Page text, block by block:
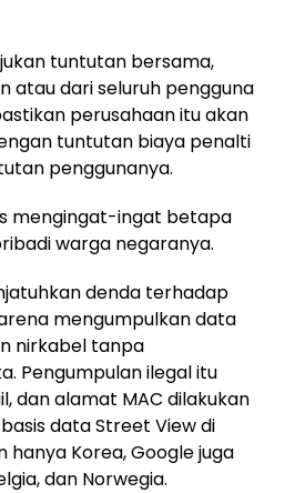
tuntutan bersama,
atau dari seluruh pengguna
perusahaan itu akan
tuntutan biaya penalti
penggunanya.
mengingat-ingat betapa
warga negaranya.
denda terhadap
mengumpulkan data
nirkabel tanpa
Pengumpulan ilegal itu
dan alamat MAC dilakukan
data Street View di
hanya Korea, Google juga
dan Norwegia.